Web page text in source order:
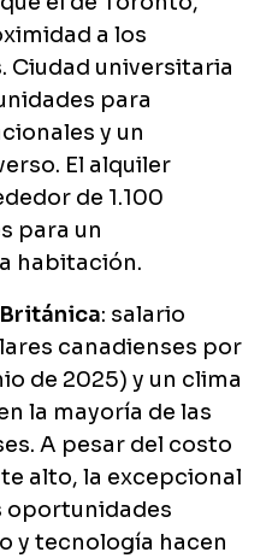
a los
Ciudad universitaria
para
y un
El alquiler
de 1.100
para un
habitación.
: salario
canadienses por
de 2025) y un clima
la mayoría de las
A pesar del costo
alto, la excepcional
oportunidades
y tecnología hacen